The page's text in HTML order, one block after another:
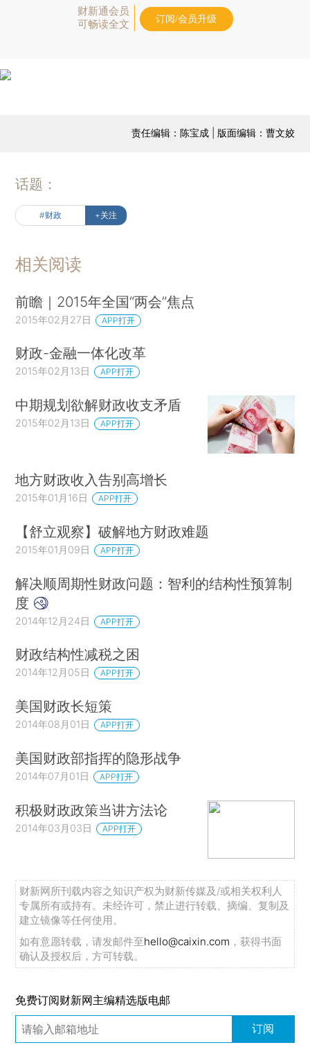
财新通会员
可畅读全文
订阅/会员升级
责任编辑：陈宝成 | 版面编辑：曹文姣
话题：
#财政 +关注
相关阅读
前瞻｜2015年全国“两会”焦点
2015年02月27日 APP打开
财政-金融一体化改革
2015年02月13日 APP打开
中期规划欲解财政收支矛盾
2015年02月13日 APP打开
地方财政收入告别高增长
2015年01月16日 APP打开
【舒立观察】破解地方财政难题
2015年01月09日 APP打开
解决顺周期性财政问题：智利的结构性预算制
度
2014年12月24日 APP打开
财政结构性减税之困
2014年12月05日 APP打开
美国财政长短策
2014年08月01日 APP打开
美国财政部指挥的隐形战争
2014年07月01日 APP打开
积极财政政策当讲方法论
2014年03月03日 APP打开
财新网所刊载内容之知识产权为财新传媒及/或相关权利人
专属所有或持有。未经许可，禁止进行转载、摘编、复制及
建立镜像等任何使用。
如有意愿转载，请发邮件至hello@caixin.com ，获得书面
确认及授权后，方可转载。
免费订阅财新网主编精选版电邮
订阅